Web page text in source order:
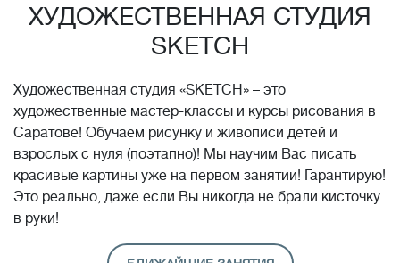
стоимость обучения!*
ХУДОЖЕСТВЕННАЯ СТУДИЯ
SKETCH
Художественная студия «SKETCH» – это
художественные мастер-классы и курсы рисования в
Саратове! Обучаем рисунку и живописи детей и
взрослых с нуля (поэтапно)! Мы научим Вас писать
красивые картины уже на первом занятии! Гарантирую!
Это реально, даже если Вы никогда не брали кисточку
в руки!